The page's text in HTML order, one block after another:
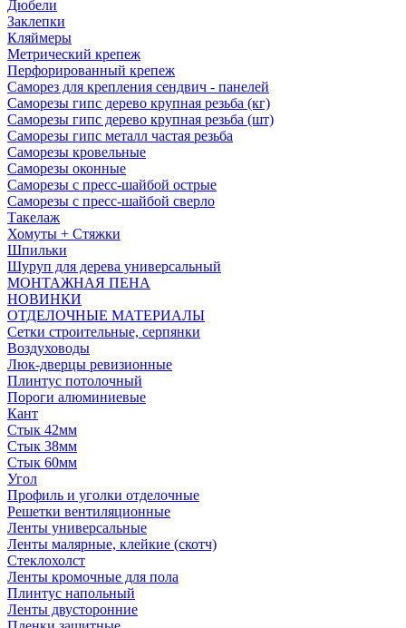
Дюбели
Заклепки
Кляймеры
Метрический крепеж
Перфорированный крепеж
Саморез для крепления сендвич - панелей
Саморезы гипс дерево крупная резьба (кг)
Саморезы гипс дерево крупная резьба (шт)
Саморезы гипс металл частая резьба
Саморезы кровельные
Саморезы оконные
Саморезы с пресс-шайбой острые
Саморезы с пресс-шайбой сверло
Такелаж
Хомуты + Стяжки
Шпильки
Шуруп для дерева универсальный
МОНТАЖНАЯ ПЕНА
НОВИНКИ
ОТДЕЛОЧНЫЕ МАТЕРИАЛЫ
Сетки строительные, серпянки
Воздуховоды
Люк-дверцы ревизионные
Плинтус потолочный
Пороги алюминиевые
Кант
Стык 42мм
Стык 38мм
Стык 60мм
Угол
Профиль и уголки отделочные
Решетки вентиляционные
Ленты универсальные
Ленты малярные, клейкие (скотч)
Стеклохолст
Ленты кромочные для пола
Плинтус напольный
Ленты двусторонние